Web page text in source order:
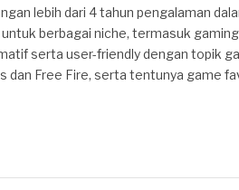
lebih dari 4 tahun pengalaman
berbagai niche, termasuk
serta user-friendly dengan topik
dan Free Fire, serta tentunya game